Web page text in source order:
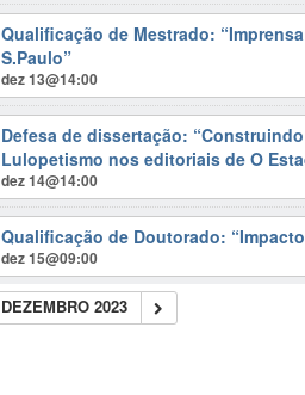
Qualificação de Mestrado:
S.Paulo”
dez 13@14:00
Defesa de dissertação:
Lulopetismo nos editoriais de O
dez 14@14:00
Qualificação de Doutorado:
dez 15@09:00
DEZEMBRO 2023